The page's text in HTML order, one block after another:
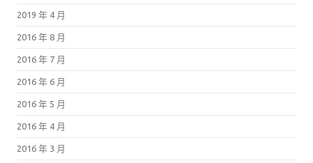
2019 年 4 月
2016 年 8 月
2016 年 7 月
2016 年 6 月
2016 年 5 月
2016 年 4 月
2016 年 3 月